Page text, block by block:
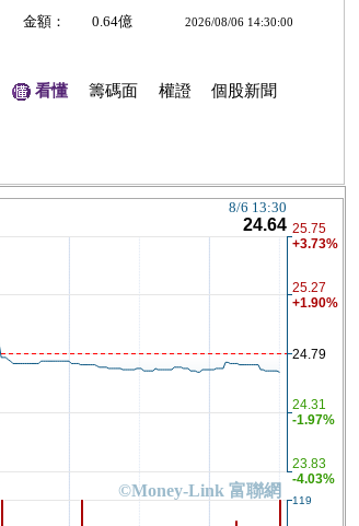
金額： 0.64億 2026/08/06 14:30:00
看懂 籌碼面 權證 個股新聞